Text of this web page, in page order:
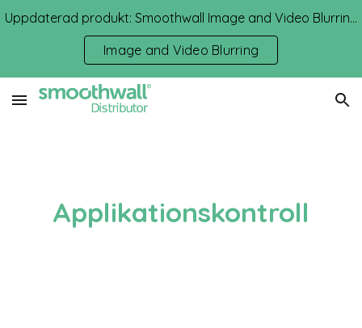
Skip to main content
Uppdaterad produkt: Smoothwall Image and Video Blurring
Image and Video Blurring
Applikationskontroll